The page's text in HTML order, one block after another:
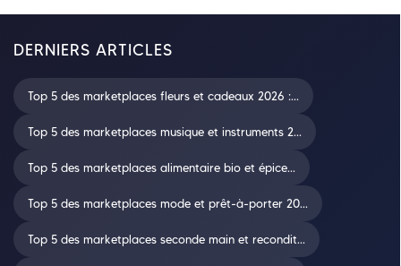
DERNIERS ARTICLES
Top 5 des marketplaces fleurs et cadeaux 2026 :...
Top 5 des marketplaces musique et instruments 2...
Top 5 des marketplaces alimentaire bio et épice...
Top 5 des marketplaces mode et prêt-à-porter 20...
Top 5 des marketplaces seconde main et recondit...